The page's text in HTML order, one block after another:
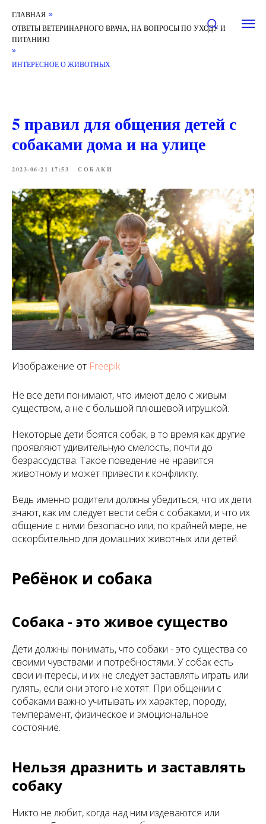
ГЛАВНАЯ »
ОТВЕТЫ ВЕТЕРИНАРНОГО ВРАЧА, НА ВОПРОСЫ ПО УХОДУ И
ПИТАНИЮ
»
ИНТЕРЕСНОЕ О ЖИВОТНЫХ
5 правил для общения детей с
собаками дома и на улице
2023-06-21 17:53 СОБАКИ
Изображение от Freepik
Не все дети понимают, что имеют дело с живым
существом, а не с большой плюшевой игрушкой.
Некоторые дети боятся собак, в то время как другие
проявляют удивительную смелость, почти до
безрассудства. Такое поведение не нравится
животному и может привести к конфликту.
Ведь именно родители должны убедиться, что их дети
знают, как им следует вести себя с собаками, и что их
общение с ними безопасно или, по крайней мере, не
оскорбительно для домашних животных или детей.
Ребёнок и собака
Собака - это живое существо
Дети должны понимать, что собаки - это существа со
своими чувствами и потребностями. У собак есть
свои интересы, и их не следует заставлять играть или
гулять, если они этого не хотят. При общении с
собаками важно учитывать их характер, породу,
темперамент, физическое и эмоциональное
состояние.
Нельзя дразнить и заставлять
собаку
Никто не любит, когда над ним издеваются или